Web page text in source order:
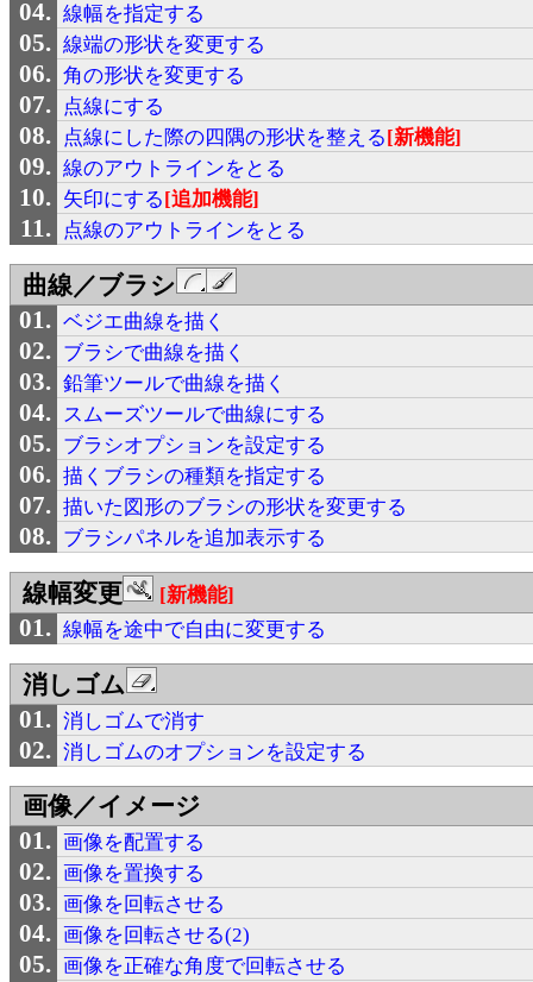
線幅を指定する
線端の形状を変更する
角の形状を変更する
点線にする
点線にした際の四隅の形状を整える[新機能]
線のアウトラインをとる
矢印にする[追加機能]
点線のアウトラインをとる
曲線／ブラシ
ベジエ曲線を描く
ブラシで曲線を描く
鉛筆ツールで曲線を描く
スムーズツールで曲線にする
ブラシオプションを設定する
描くブラシの種類を指定する
描いた図形のブラシの形状を変更する
ブラシパネルを追加表示する
線幅変更 [新機能]
線幅を途中で自由に変更する
消しゴム
消しゴムで消す
消しゴムのオプションを設定する
画像／イメージ
画像を配置する
画像を置換する
画像を回転させる
画像を回転させる(2)
画像を正確な角度で回転させる